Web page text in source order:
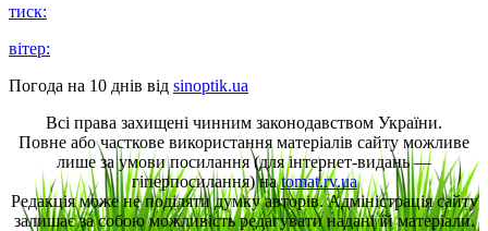
тиск:
вітер:
Погода на 10 днів від sinoptik.ua
Всі права захищені чинним законодавством України.
Повне або часткове використання матеріалів сайту можливе
лише за умови посилання (для інтернет-видань —
гіперпосилання) наtomat.rv.ua
Редакція може не поділяти думку авторів. Адміністрація сайту
залишає за собою можливість редагувати надані їй матеріали.